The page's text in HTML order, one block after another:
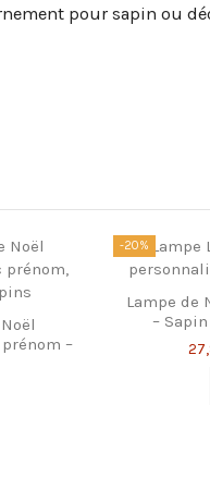
pour sapin ou
–
-20%
Lampe de
–